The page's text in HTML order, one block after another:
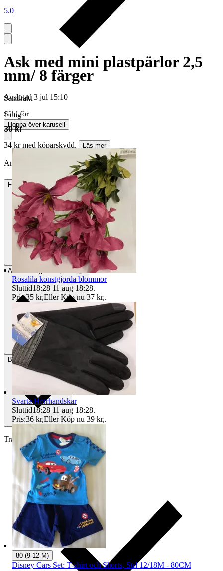
5.0
Ask med mini plastpärlor 2,5
mm/ 8 färger
Avslutad 3 jul 15:10
Såld för
30 kr
34 kr med köparskydd.
Läs mer
Annonsen är avslutad. Såld med Köp nu.
Frakt22 kr Annat fraktsätt
Avhämtning Borås, Sverige
Betalning
Traderas köparskydd
Samfrakt
1 dag
Hoppa över karusell
Rosalila konstgjorda blommor
Sluttid18:28 11 aug 18:28.
Pris:35 kr,Eller Köp nu 37 kr,.
Svarta Herrhandskar
Sluttid18:28 11 aug 18:28.
Pris:36 kr,Eller Köp nu 39 kr,.
80 (9-12 M)
Disney Cars Set: T-shirt och Shorts, Strl 12/18M - 80CM